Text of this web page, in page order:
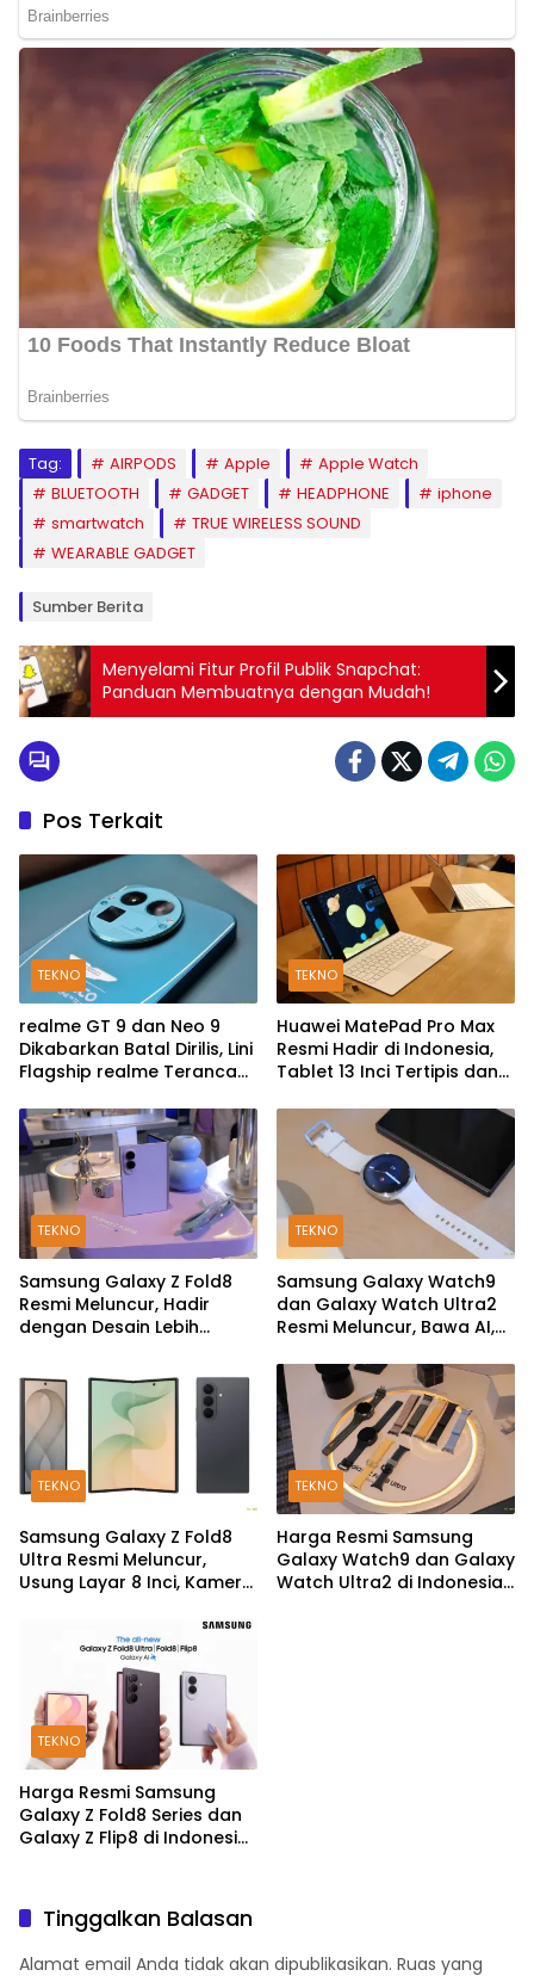
Tag: AIRPODS Apple
Apple Watch
BLUETOOTH
GADGET HEADPHONE
iphone
smartwatch
TRUE WIRELESS SOUND
WEARABLE GADGET
Sumber Berita
Menyelami Fitur Profil Publik Snapchat:
Panduan Membuatnya dengan Mudah!
Pos Terkait
TEKNO
realme GT 9 dan Neo 9
Dikabarkan Batal Dirilis, Lini
Flagship realme Terancam
TEKNO
Huawei MatePad Pro Max
Resmi Hadir di Indonesia,
Tablet 13 Inci Tertipis dan
TEKNO
Samsung Galaxy Z Fold8
Resmi Meluncur, Hadir
dengan Desain Lebih
TEKNO
Samsung Galaxy Watch9
dan Galaxy Watch Ultra2
Resmi Meluncur, Bawa AI,
dan Fitur Kesehatan Baru
TEKNO
Samsung Galaxy Z Fold8
Ultra Resmi Meluncur,
Usung Layar 8 Inci, Kamera
TEKNO
Harga Resmi Samsung
Galaxy Watch9 dan Galaxy
Watch Ultra2 di Indonesia,
TEKNO
Harga Resmi Samsung
Galaxy Z Fold8 Series dan
Galaxy Z Flip8 di Indonesia,
Tinggalkan Balasan
Alamat email Anda tidak akan dipublikasikan. Ruas yang